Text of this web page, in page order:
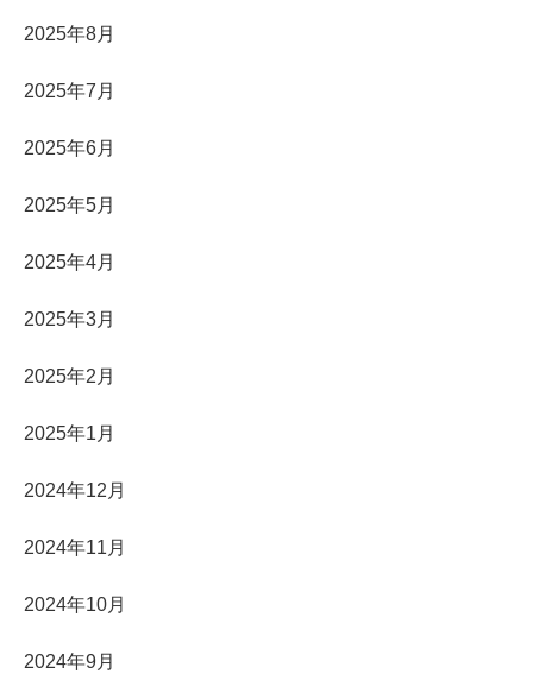
2025年8月
2025年7月
2025年6月
2025年5月
2025年4月
2025年3月
2025年2月
2025年1月
2024年12月
2024年11月
2024年10月
2024年9月